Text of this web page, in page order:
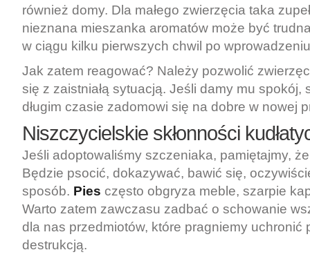
również domy. Dla małego zwierzęcia taka
nieznana mieszanka aromatów może być
w ciągu kilku pierwszych chwil po
Jak zatem reagować? Należy pozwolić
się z zaistniałą sytuacją. Jeśli damy mu spokój,
długim czasie zadomowi się na dobre w nowej
Niszczycielskie skłonności
Jeśli adoptowaliśmy szczeniaka, pamiętajmy,
Będzie psocić, dokazywać, bawić się,
sposób. Pies często obgryza meble, szarpie
Warto zatem zawczasu zadbać o schowanie
dla nas przedmiotów, które pragniemy uchronić
destrukcją.